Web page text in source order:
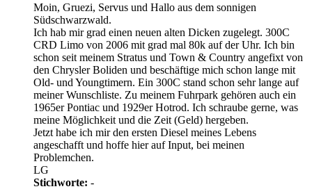
Moin, Gruezi, Servus und Hallo aus dem sonnigen
Südschwarzwald.
Ich hab mir grad einen neuen alten Dicken zugelegt. 300C
CRD Limo von 2006 mit grad mal 80k auf der Uhr. Ich bin
schon seit meinem Stratus und Town & Country angefixt von
den Chrysler Boliden und beschäftige mich schon lange mit
Old- und Youngtimern. Ein 300C stand schon sehr lange auf
meiner Wunschliste. Zu meinem Fuhrpark gehören auch ein
1965er Pontiac und 1929er Hotrod. Ich schraube gerne, was
meine Möglichkeit und die Zeit (Geld) hergeben.
Jetzt habe ich mir den ersten Diesel meines Lebens
angeschafft und hoffe hier auf Input, bei meinen
Problemchen.
LG
Stichworte: -